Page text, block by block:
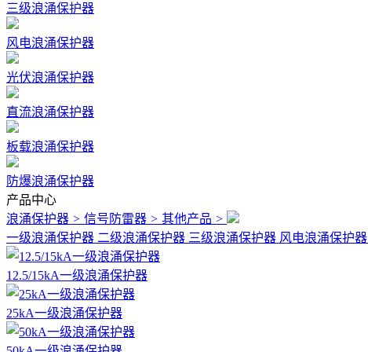
三级浪涌保护器
风电浪涌保护器
光伏浪涌保护器
直流浪涌保护器
板载浪涌保护器
防爆浪涌保护器
产品中心
浪涌保护器 > 信号防雷器 > 其他产品 >
一级浪涌保护器 二级浪涌保护器 三级浪涌保护器 风电浪涌保护器
12.5/15kA一级浪涌保护器
25kA一级浪涌保护器